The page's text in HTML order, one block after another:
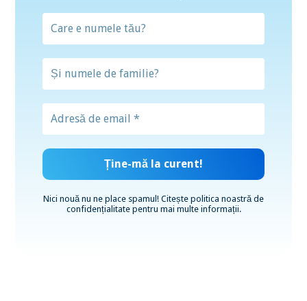
Nici nouă nu ne place spamul! Citește politica noastră de
confidențialitatepentru mai multe informații.